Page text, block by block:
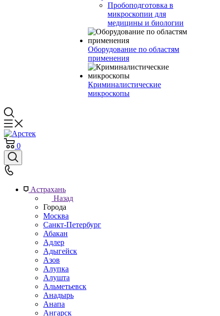
Пробоподготовка в
микроскопии для
медицины и биологии
Оборудование по областям
применения
Криминалистические
микроскопы
0
Астрахань
Назад
Города
Москва
Санкт-Петербург
Абакан
Адлер
Адыгейск
Азов
Алупка
Алушта
Альметьевск
Анадырь
Анапа
Ангарск